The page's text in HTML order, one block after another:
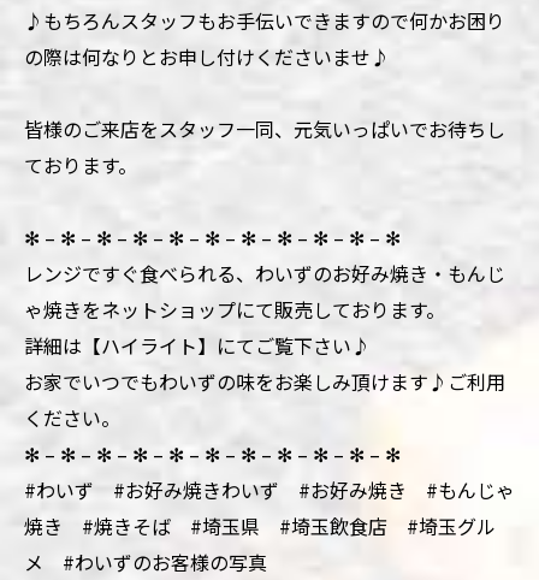
♪もちろんスタッフもお手伝いできますので何かお困り
の際は何なりとお申し付けくださいませ♪
皆様のご来店をスタッフ一同、元気いっぱいでお待ちし
ております。
✻ – ✻ – ✻ – ✻ – ✻ – ✻ – ✻ – ✻ – ✻ – ✻ – ✻
レンジですぐ食べられる、わいずのお好み焼き・もんじ
ゃ焼きをネットショップにて販売しております。
詳細は【ハイライト】にてご覧下さい♪
お家でいつでもわいずの味をお楽しみ頂けます♪ご利用
ください。
✻ – ✻ – ✻ – ✻ – ✻ – ✻ – ✻ – ✻ – ✻ – ✻ – ✻
#わいず #お好み焼きわいず #お好み焼き #もんじゃ
焼き #焼きそば #埼玉県 #埼玉飲食店 #埼玉グル
メ #わいずのお客様の写真